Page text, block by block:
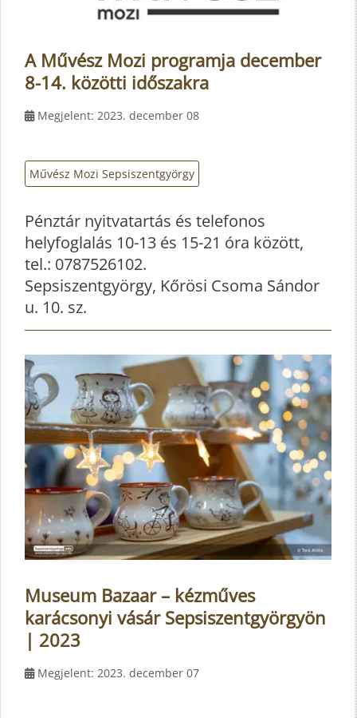
A Művész Mozi programja december
8-14. közötti időszakra
Megjelent: 2023. december 08
Művész Mozi Sepsiszentgyörgy
Pénztár nyitvatartás és telefonos
helyfoglalás 10-13 és 15-21 óra között,
tel.: 0787526102.
Sepsiszentgyörgy, Kőrösi Csoma Sándor
u. 10. sz.
Museum Bazaar – kézműves
karácsonyi vásár Sepsiszentgyörgyön
| 2023
Megjelent: 2023. december 07